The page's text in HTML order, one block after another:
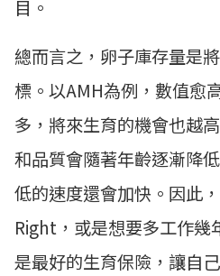
目。
總而言之，卵子庫存量是
標。以AMH為例，數值愈
多，將來生育的機會也越
和品質會隨著年齡逐漸降
低的速度還會加快。因此
Right，或是想要多工作幾
是最好的生育保險，讓自